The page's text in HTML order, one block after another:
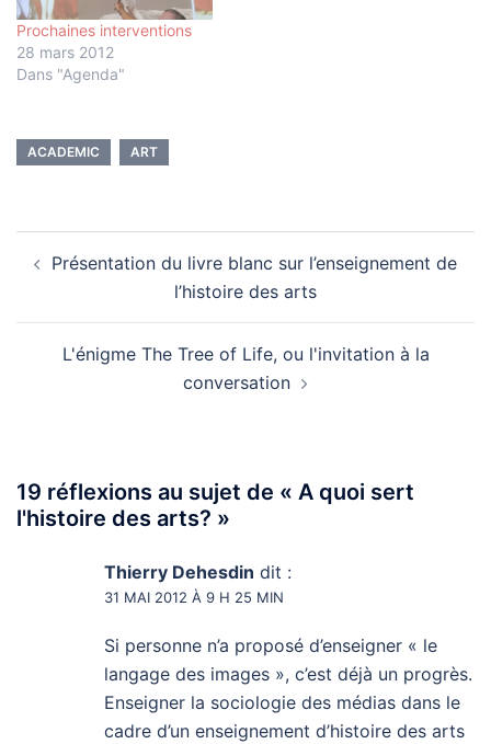
Prochaines interventions
28 mars 2012
Dans "Agenda"
ACADEMIC ART
d’article
Présentation du livre blanc sur l’enseignement de
l’histoire des arts
L'énigme The Tree of Life, ou l'invitation à la
conversation
19 réflexions au sujet de « A quoi sert
l'histoire des arts? »
Thierry Dehesdin dit :
31 MAI 2012 À 9 H 25 MIN
Si personne n’a proposé d’enseigner « le
langage des images », c’est déjà un progrès.
Enseigner la sociologie des médias dans le
cadre d’un enseignement d’histoire des arts